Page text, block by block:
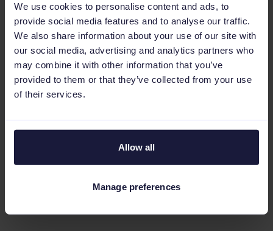
We use cookies to personalise content and ads, to
provide social media features and to analyse our traffic.
We also share information about your use of our site with
our social media, advertising and analytics partners who
may combine it with other information that you’ve
provided to them or that they’ve collected from your use
of their services.
Allow all
Manage preferences
Menos no siempre es más
El inventario de Pinterest es ilimitado. Por eso
puedes publicar nuevos productos de forma
recomiendan 10-30 pins al día. Puede parecer
mucho, pero también puedes volver a
anunciar productos que ya hayan sido
incluidos previamente.